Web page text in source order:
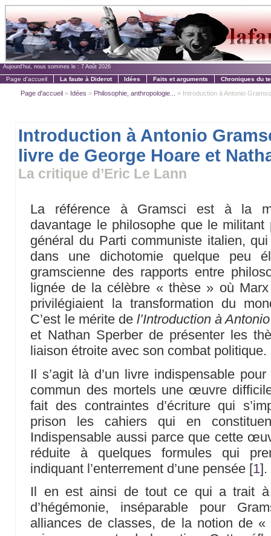
Aujourd'hui, nous sommes le : 7 Août 2026
Page d'accueil La faute à Diderot Idées Faits et arguments Chroniques du
Page d'accueil » Idées » Philosophie, anthropologie... » Introduction à Antonio
Introduction à Antonio
livre de George Hoare et
La critique d’Eric Le Lann
La référence à Gramsci est à la
davantage le philosophe que le
général du Parti communiste italien,
dans une dichotomie quelque peu
gramscienne des rapports entre
lignée de la célèbre « thèse » où
privilégiaient la transformation du
C’est le mérite de l’Introduction à
et Nathan Sperber de présenter les
liaison étroite avec son combat politique.
Il s’agit là d’un livre indispensable
commun des mortels une œuvre
fait des contraintes d’écriture qui
prison les cahiers qui en
Indispensable aussi parce que cette
réduite à quelques formules qui
indiquant l’enterrement d’une pensée [1].
Il en est ainsi de tout ce qui a trait
d’hégémonie, inséparable pour
alliances de classes, de la notion de